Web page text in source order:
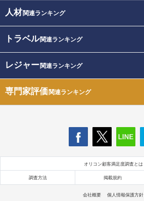
人材関連ランキング
トラベル関連ランキング
レジャー関連ランキング
専門家評価関連ランキング
オリコン顧客満足度調査とは
調査方法 掲載規約
会社概要 個人情報保護方針